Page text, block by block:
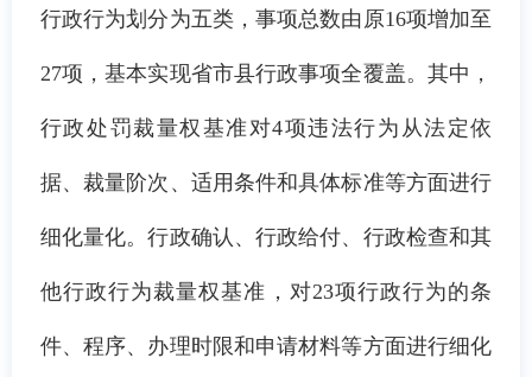
行政行为划分为五类，事项总数由原16项增加至
27项，基本实现省市县行政事项全覆盖。 其中，
行政处罚裁量权基准对4项违法行为从法定依
据、裁量阶次、适用条件和具体标准等方面进行
细化量化。行政确认、行政给付、行政检查和其
他行政行为裁量权基准，对23项行政行为的条
件、程序、办理时限和申请材料等方面进行细化